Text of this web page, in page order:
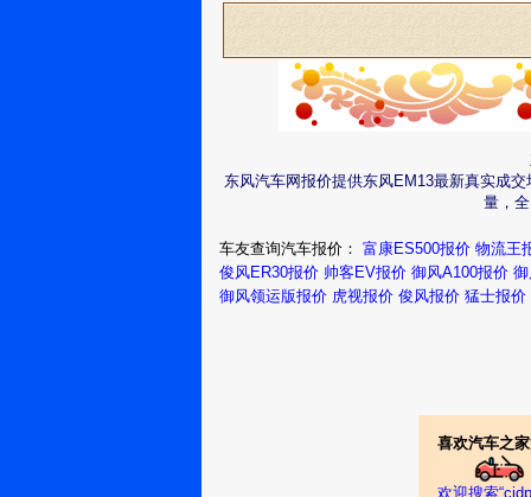
东风汽车网报价提供东风EM13最新真实成
量，
车友查询汽车报价： 富康ES500报价 物流王
俊风ER30报价 帅客EV报价 御风A100报价
御风领运版报价 虎视报价 俊风报价 猛士报价
喜欢汽车之
欢迎搜索